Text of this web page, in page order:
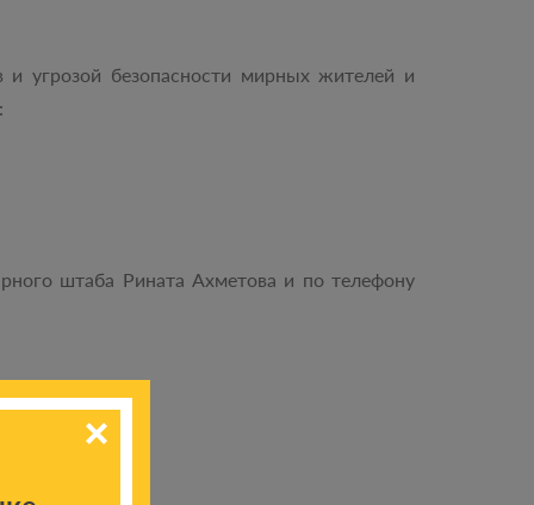
угрозой безопасности мирных жителей и
штаба Рината Ахметова и по телефону